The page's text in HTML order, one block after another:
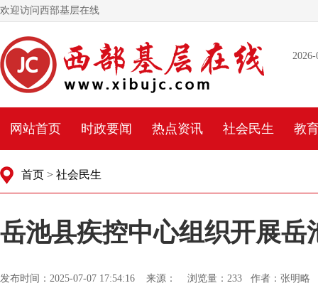
欢迎访问西部基层在线
2026-
网站首页 时政要闻 热点资讯 社会民生 教
首页 > 社会民生
岳池县疾控中心组织开展岳
发布时间：2025-07-07 17:54:16 来源： 浏览量： 233 作者：张明略